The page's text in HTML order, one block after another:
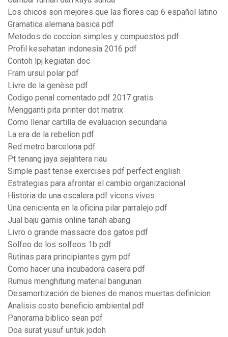
Los chicos son mejores que las flores cap 6 español latino
Gramatica alemana basica pdf
Metodos de coccion simples y compuestos pdf
Profil kesehatan indonesia 2016 pdf
Contoh lpj kegiatan doc
Fram ursul polar pdf
Livre de la genèse pdf
Codigo penal comentado pdf 2017 gratis
Mengganti pita printer dot matrix
Como llenar cartilla de evaluacion secundaria
La era de la rebelion pdf
Red metro barcelona pdf
Pt tenang jaya sejahtera riau
Simple past tense exercises pdf perfect english
Estrategias para afrontar el cambio organizacional
Historia de una escalera pdf vicens vives
Una cenicienta en la oficina pilar parralejo pdf
Jual baju gamis online tanah abang
Livro o grande massacre dos gatos pdf
Solfeo de los solfeos 1b pdf
Rutinas para principiantes gym pdf
Como hacer una incubadora casera pdf
Rumus menghitung material bangunan
Desamortización de bienes de manos muertas definicion
Analisis costo beneficio ambiental pdf
Panorama biblico sean pdf
Doa surat yusuf untuk jodoh